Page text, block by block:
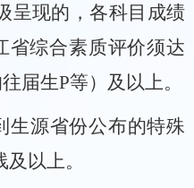
呈现的，各科目成绩
省综合素质评价须达
届生P等）及以上。
生源省份公布的特殊
以上。